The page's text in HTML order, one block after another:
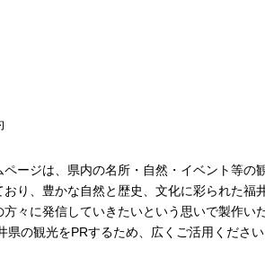
ページは、県内の名所・自然・イベント等の
おり、豊かな自然と歴史、文化に彩られた福
方々に発信していきたいという思いで製作い
県の観光をPRするため、広くご活用くださ